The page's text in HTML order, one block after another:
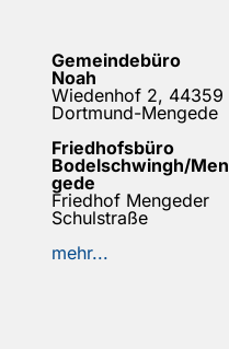
Gemeindebüro
Noah
Wiedenhof 2, 44359
Dortmund-Mengede
Friedhofsbüro
Bodelschwingh/Men
gede
Friedhof Mengeder
Schulstraße
mehr...